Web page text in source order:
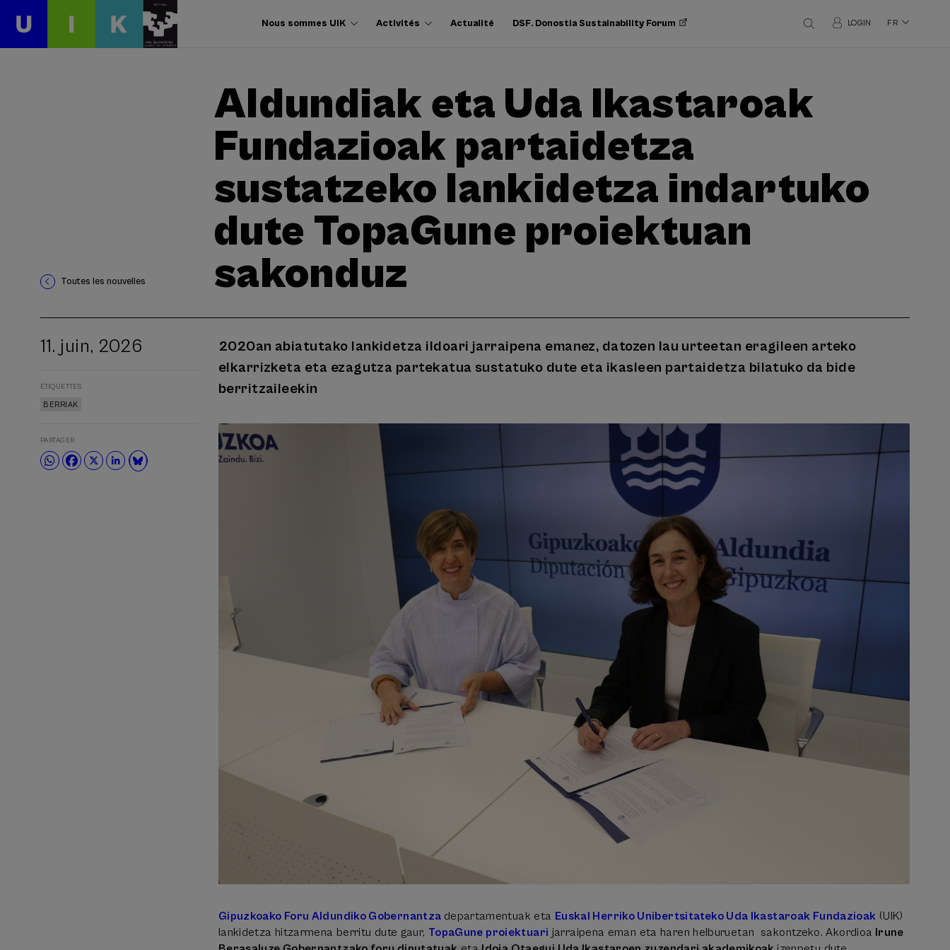
Nous sommes UIK Activités Actualité DSF. Donostia Sustainability Forum LOGIN FR
Toutes les nouvelles
Aldundiak eta Uda Ikastaroak
Fundazioak partaidetza
sustatzeko lankidetza indartuko
dute TopaGune proiektuan
sakonduz
2020an abiatutako lankidetza ildoari jarraipena emanez, datozen lau urteetan eragileen arteko
elkarrizketa eta ezagutza partekatua sustatuko dute eta ikasleen partaidetza bilatuko da bide
berritzaileekin
Gipuzkoako Foru Aldundiko Gobernantza departamentuak eta Euskal Herriko Unibertsitateko Uda Ikastaroak Fundazioak (UIK)
lankidetza hitzarmena berritu dute gaur, TopaGune proiektuari jarraipena eman eta haren helburuetan sakontzeko. Akordioa Irune
11. juin, 2026
ÉTIQUETTES
BERRIAK
PARTAGER